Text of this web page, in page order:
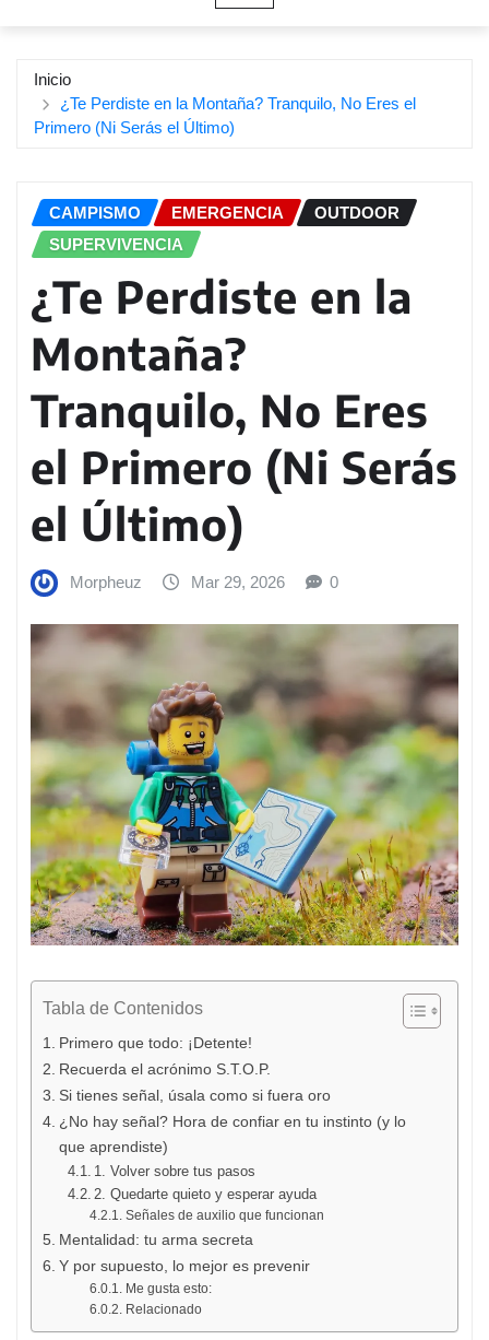
Inicio
¿Te Perdiste en la Montaña? Tranquilo, No Eres el
Primero (Ni Serás el Último)
CAMPISMO EMERGENCIA
OUTDOOR
SUPERVIVENCIA
¿Te Perdiste en la
Montaña?
Tranquilo, No Eres
el Primero (Ni Serás
el Último)
Morpheuz Mar 29, 2026 0
Tabla de Contenidos
Primero que todo: ¡Detente!
Recuerda el acrónimo S.T.O.P.
Si tienes señal, úsala como si fuera oro
¿No hay señal? Hora de confiar en tu instinto (y lo
que aprendiste)
1. Volver sobre tus pasos
2. Quedarte quieto y esperar ayuda
Señales de auxilio que funcionan
Mentalidad: tu arma secreta
Y por supuesto, lo mejor es prevenir
Me gusta esto:
Relacionado